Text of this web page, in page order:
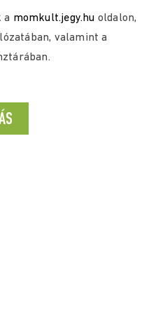
a momkult.jegy.hu oldalon,
valamint a